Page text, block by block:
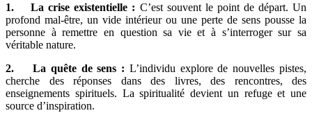
1. La crise existentielle : C’est souvent le point de départ. Un
profond mal-être, un vide intérieur ou une perte de sens pousse la
personne à remettre en question sa vie et à s’interroger sur sa
véritable nature.
2. La quête de sens : L’individu explore de nouvelles pistes,
cherche des réponses dans des livres, des rencontres, des
enseignements spirituels. La spiritualité devient un refuge et une
source d’inspiration.